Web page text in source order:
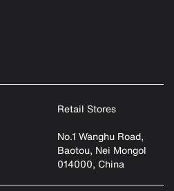
Retail Stores
No.1 Wanghu Road,
Baotou, Nei Mongol
014000, China